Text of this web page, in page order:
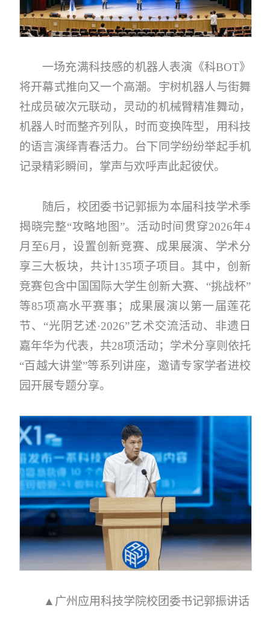
一场充满科技感的机器人表演《科BOT》
将开幕式推向又一个高潮。宇树机器人与街舞
社成员破次元联动，灵动的机械臂精准舞动，
机器人时而整齐列队，时而变换阵型，用科技
的语言演绎青春活力。台下同学纷纷举起手机
记录精彩瞬间，掌声与欢呼声此起彼伏。
随后，校团委书记郭振为本届科技学术季
揭晓完整“攻略地图”。活动时间贯穿2026年4
月至6月，设置创新竞赛、成果展演、学术分
享三大板块，共计135项子项目。其中，创新
竞赛包含中国国际大学生创新大赛、“挑战杯”
等85项高水平赛事；成果展演以第一届莲花
节、“光阴艺述·2026”艺术交流活动、非遗日
嘉年华为代表，共28项活动；学术分享则依托
“百越大讲堂”等系列讲座，邀请专家学者进校
园开展专题分享。
▲广州应用科技学院校团委书记郭振讲话